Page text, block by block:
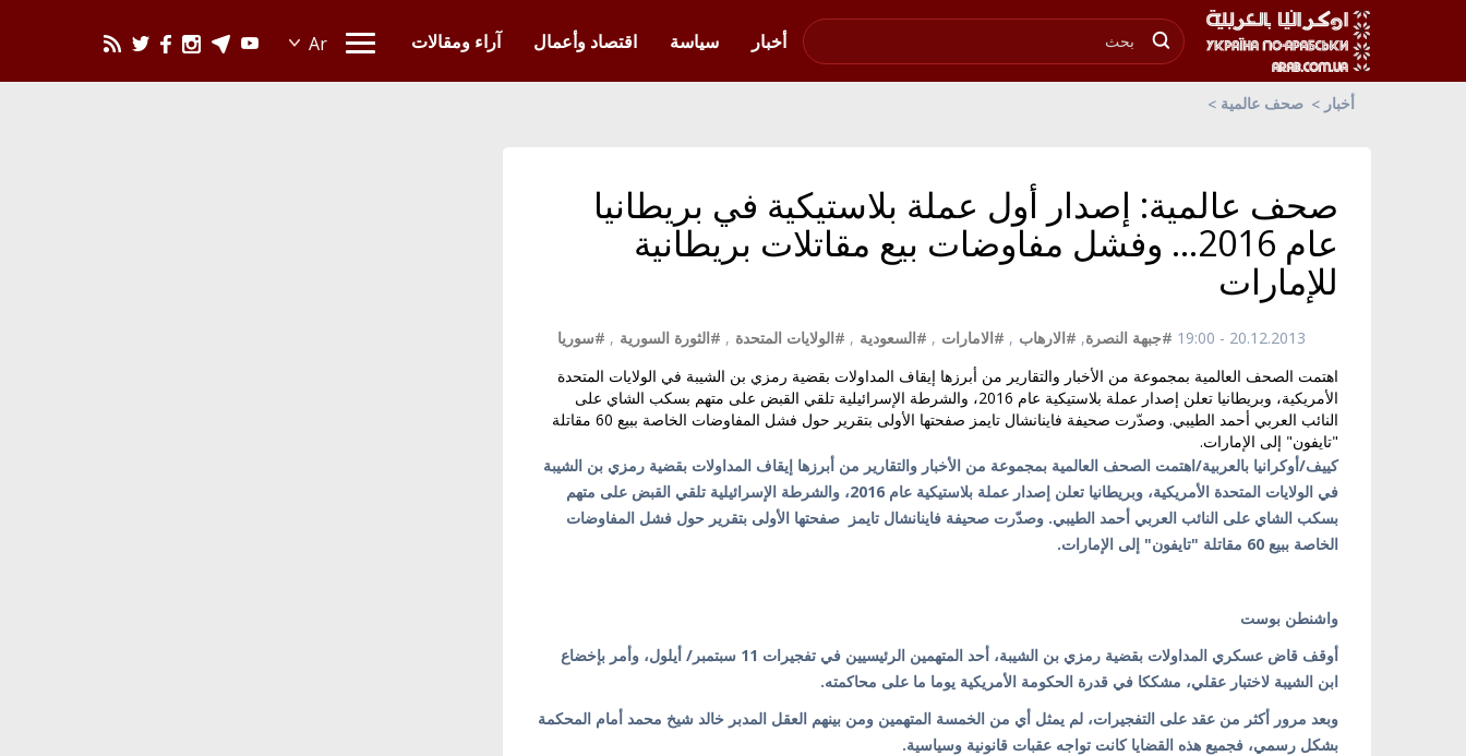
أخبار
سياسة اقتصاد وأعمال آراء ومقالات
أخبار صحف عالمية
صحف عالمية: إصدار أول عملة بلاستيكية في بريطانيا
عام 2016... وفشل مفاوضات بيع مقاتلات بريطانية
للإمارات
20.12.2013 - 19:00 #جبهة النصرة, #الارهاب , #الامارات , #السعودية , #الولايات المتحدة , #الثورة السورية , #سوريا
اهتمت الصحف العالمية بمجموعة من الأخبار والتقارير من أبرزها إيقاف المداولات بقضية رمزي بن الشيبة في الولايات المتحدة
الأمريكية، وبريطانيا تعلن إصدار عملة بلاستيكية عام 2016، والشرطة الإسرائيلية تلقي القبض على متهم بسكب الشاي على
النائب العربي أحمد الطيبي. وصدّرت صحيفة فاينانشال تايمز صفحتها الأولى بتقرير حول فشل المفاوضات الخاصة ببيع 60 مقاتلة
"تايفون" إلى الإمارات.
كييف/أوكرانيا بالعربية/اهتمت الصحف العالمية بمجموعة من الأخبار والتقارير من أبرزها إيقاف المداولات بقضية رمزي بن الشيبة
في الولايات المتحدة الأمريكية، وبريطانيا تعلن إصدار عملة بلاستيكية عام 2016، والشرطة الإسرائيلية تلقي القبض على متهم
بسكب الشاي على النائب العربي أحمد الطيبي. وصدّرت صحيفة فاينانشال تايمز صفحتها الأولى بتقرير حول فشل المفاوضات
الخاصة ببيع 60 مقاتلة "تايفون" إلى الإمارات.
واشنطن بوست
أوقف قاض عسكري المداولات بقضية رمزي بن الشيبة، أحد المتهمين الرئيسيين في تفجيرات 11 سبتمبر/ أيلول، وأمر بإخضاع
ابن الشيبة لاختبار عقلي، مشككا في قدرة الحكومة الأمريكية يوما ما على محاكمته.
وبعد مرور أكثر من عقد على التفجيرات، لم يمثل أي من الخمسة المتهمين ومن بينهم العقل المدبر خالد شيخ محمد أمام المحكمة
بشكل رسمي، فجميع هذه القضايا كانت تواجه عقبات قانونية وسياسية.